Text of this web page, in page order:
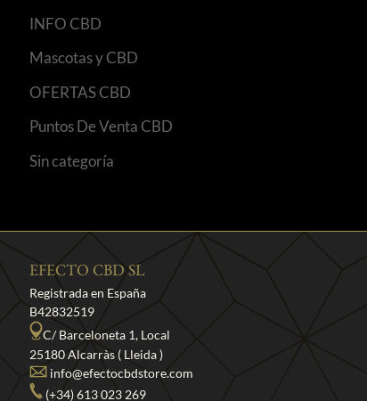
INFO CBD
Mascotas y CBD
OFERTAS CBD
Puntos De Venta CBD
Sin categoría
EFECTO CBD SL
Registrada en España
B42832519
C/ Barceloneta 1, Local
25180 Alcarràs ( Lleida )
info@efectocbdstore.com
(+34) 613 023 269